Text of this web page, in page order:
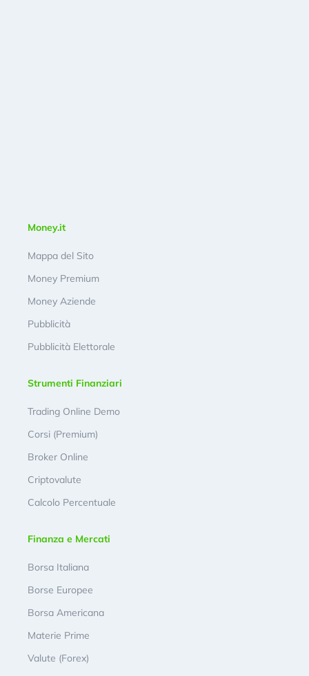
Money.it
Mappa del Sito
Money Premium
Money Aziende
Pubblicità
Pubblicità Elettorale
Strumenti Finanziari
Trading Online Demo
Corsi (Premium)
Broker Online
Criptovalute
Calcolo Percentuale
Finanza e Mercati
Borsa Italiana
Borse Europee
Borsa Americana
Materie Prime
Valute (Forex)